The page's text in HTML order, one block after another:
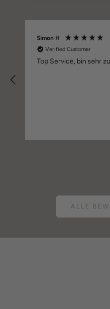
Simon H
Verified Customer
Top Service, bin sehr
ALLE